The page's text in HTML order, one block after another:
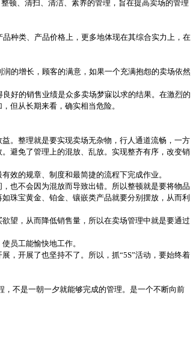
顿、清扫、清洁、素养的管理，旨在提高卖场的管理
种类、产品价格上，更多地体现在其综合实力上，在
的增长，顾客的满意，如果一个充满抱怨的卖场依然
好的销售业绩是众多卖场梦寐以求的结果。在激烈的
但从长期来看，确实相当危险。
。整理就是要实现卖场无杂物，行人通道流畅，一方
避免了管理上的混放、乱放。实现整齐有序，改变销
的规章、制度和最简捷的流程下完成作业。
也不会因为混放而导致出错。所以整顿就是要将物品
珠宝黄金、铂金、镶嵌类产品就要分别摆放，从而利
望，从而降低销售量，所以在卖场管理中就是要通过
员工能愉快地工作。
开展了也坚持不了。所以，抓“5S”活动，要始终着
不是一朝一夕就能够完成的管理。是一个不断向前